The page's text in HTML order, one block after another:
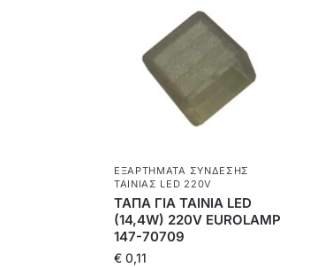
ΕΞΑΡΤΉΜΑΤΑ ΣΎΝΔΕΣΗΣ
ΤΑΙΝΊΑΣ LED 220V
ΤΑΠΑ ΓΙΑ ΤΑΙΝΙΑ LED
(14,4W) 220V EUROLAMP
147-70709
€0,11